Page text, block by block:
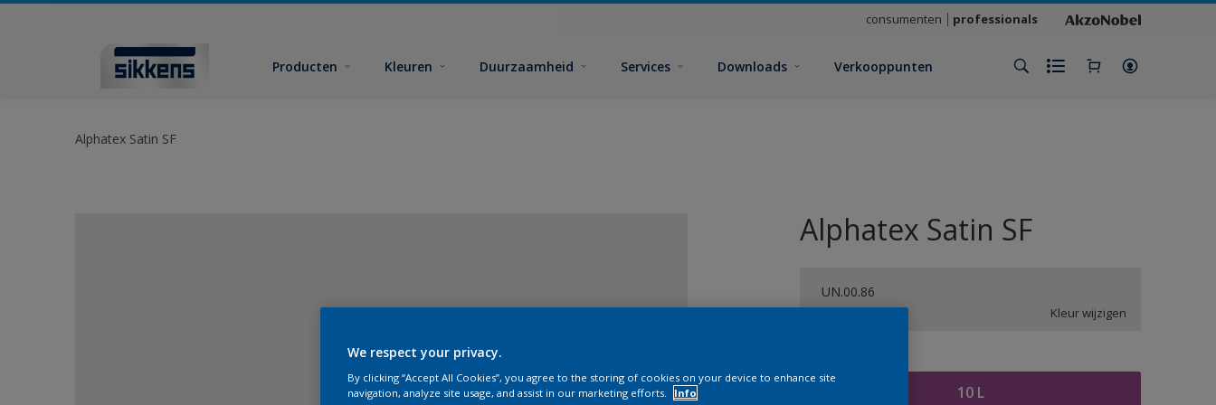
consumenten professionals
Producten Kleuren Duurzaamheid Services Downloads Verkooppunten
Alphatex Satin SF
Alphatex Satin SF
UN.00.86
Kleur wijzigen
10 L
We respect your privacy.
By clicking “Accept All Cookies”, you agree to the storing of cookies on your device to enhance site
navigation, analyze site usage, and assist in our marketing efforts.
Info